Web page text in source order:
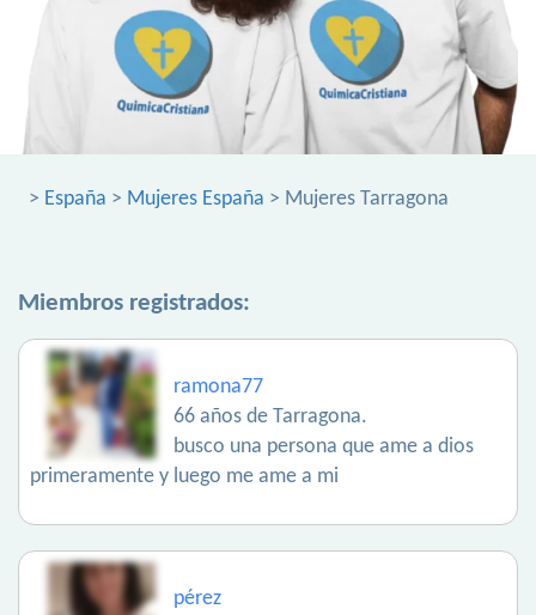
> España > Mujeres España > Mujeres Tarragona
Miembros registrados:
ramona77
66 años de Tarragona.
busco una persona que ame a dios
primeramente y luego me ame a mi
pérez